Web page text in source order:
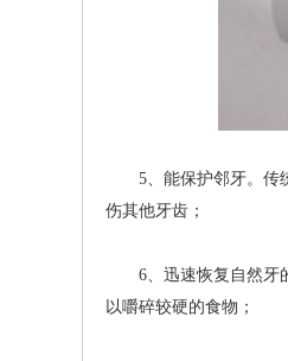
5、能保护邻牙。传统
伤其他牙齿；
6、迅速恢复自然牙的
以嚼碎较硬的食物；